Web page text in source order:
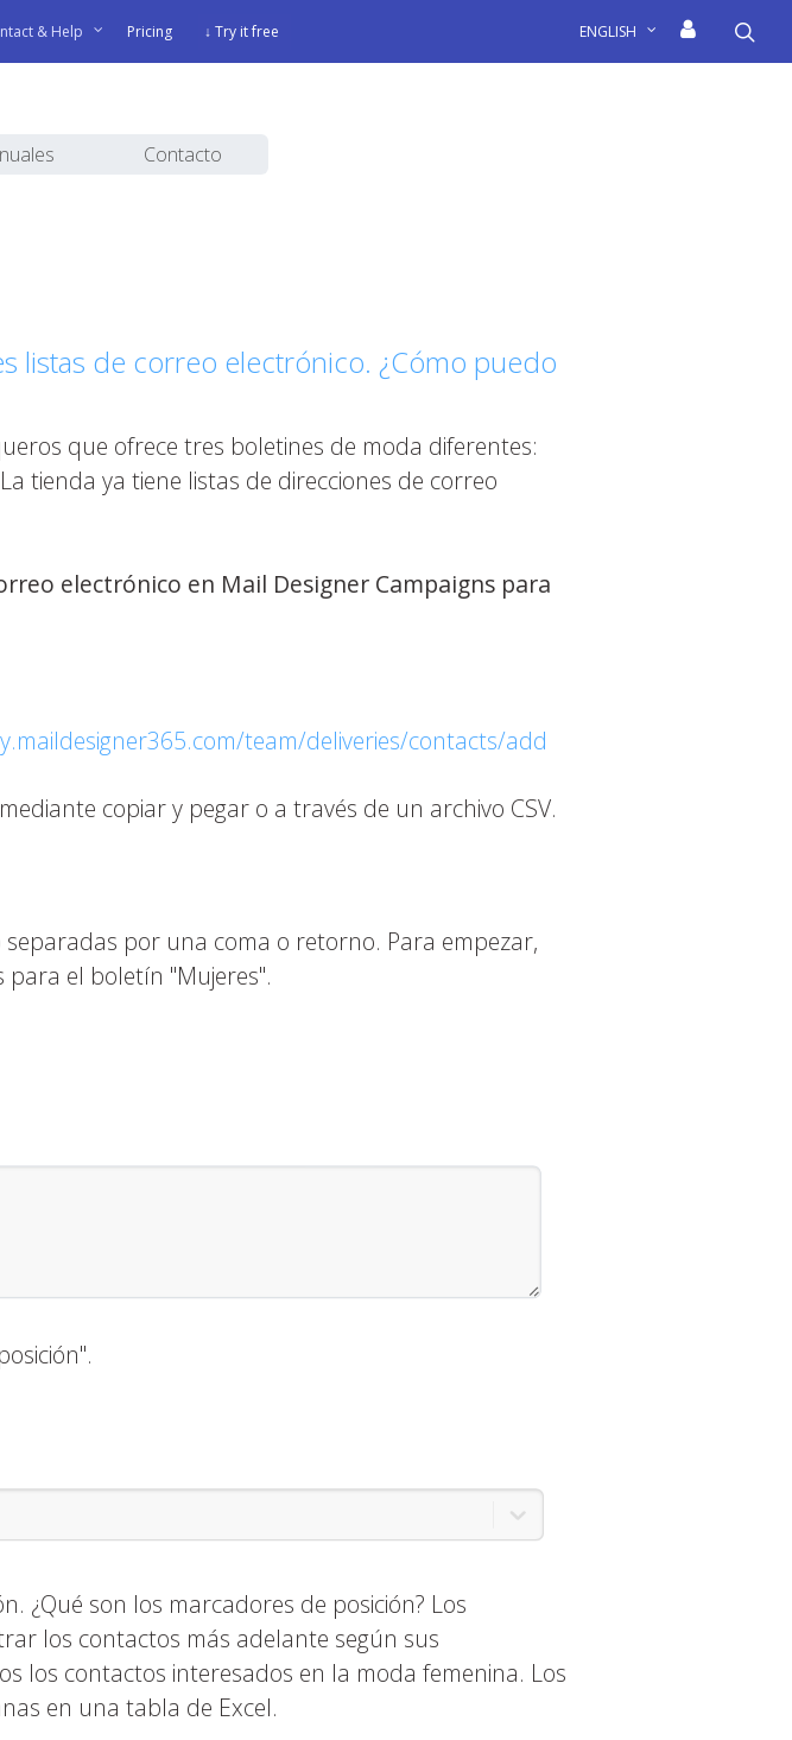
& Help Pricing ↓ Try it free ENGLISH
Contacto
listas de correo electrónico. ¿Cómo puedo
que ofrece tres boletines de moda diferentes:
tienda ya tiene listas de direcciones de correo
electrónico en Mail Designer Campaigns para
team/deliveries/contacts/add
copiar y pegar o a través de un archivo CSV.
por una coma o retorno. Para empezar,
para el boletín "Mujeres".
¿Qué son los marcadores de posición? Los
los contactos más adelante según sus
los contactos interesados en la moda femenina. Los
en una tabla de Excel.